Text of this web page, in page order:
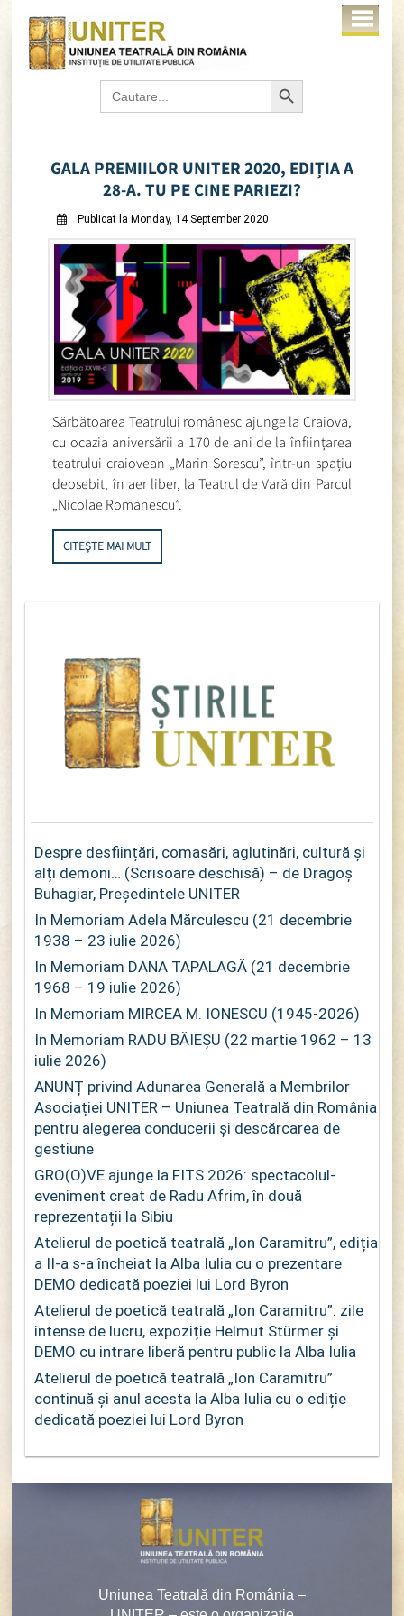
Search
for:
Search Button
GALA PREMIILOR UNITER 2020, EDIȚIA A
28-A. TU PE CINE PARIEZI?
Publicat la Monday, 14 September 2020
Sărbătoarea Teatrului românesc ajunge la Craiova,
cu ocazia aniversării a 170 de ani de la înființarea
teatrului craiovean „Marin Sorescu”, într-un spațiu
deosebit, în aer liber, la Teatrul de Vară din Parcul
„Nicolae Romanescu”.
CITEȘTE MAI MULT
Despre desființări, comasări, aglutinări, cultură și
alți demoni… (Scrisoare deschisă) – de Dragoș
Buhagiar, Președintele UNITER
In Memoriam Adela Mărculescu (21 decembrie
1938 – 23 iulie 2026)
In Memoriam DANA TAPALAGĂ (21 decembrie
1968 – 19 iulie 2026)
In Memoriam MIRCEA M. IONESCU (1945-2026)
In Memoriam RADU BĂIEȘU (22 martie 1962 – 13
iulie 2026)
ANUNȚ privind Adunarea Generală a Membrilor
Asociației UNITER – Uniunea Teatrală din România
pentru alegerea conducerii și descărcarea de
gestiune
GRO(O)VE ajunge la FITS 2026: spectacolul-
eveniment creat de Radu Afrim, în două
reprezentații la Sibiu
Atelierul de poetică teatrală „Ion Caramitru”, ediția
a II-a s-a încheiat la Alba Iulia cu o prezentare
DEMO dedicată poeziei lui Lord Byron
Atelierul de poetică teatrală „Ion Caramitru”: zile
intense de lucru, expoziție Helmut Stürmer și
DEMO cu intrare liberă pentru public la Alba Iulia
Atelierul de poetică teatrală „Ion Caramitru”
continuă și anul acesta la Alba Iulia cu o ediție
dedicată poeziei lui Lord Byron
Uniunea Teatrală din România –